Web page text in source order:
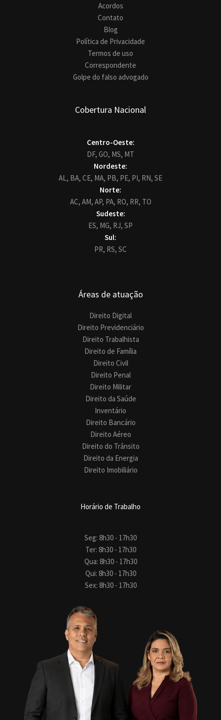
Acordos
Contato
Blog
Política de Privacidade
Termos de uso
Correspondente
Golpe do falso advogado
Cobertura Nacional
Centro-Oeste:
DF, GO, MS, MT
Nordeste:
AL, BA, CE, MA, PB, PE, PI, RN, SE
Norte:
AC, AM, AP, PA, RO, RR, TO
Sudeste:
ES, MG, RJ, SP
Sul:
PR, RS, SC
Áreas de atuação
Direito Digital
Direito Previdenciário
Direito Trabalhista
Direito de Família
Direito Civil
Direito Penal
Direito Militar
Direito da Saúde
Inventário
Direito Bancário
Direito Aéreo
Direito do Trânsito
Direito da Energia
Direito Imobiliário
Horário de Trabalho
Seg: 8h30 - 17h30
Ter: 8h30 - 17h30
Qua: 8h30 - 17h30
Qui: 8h30 - 17h30
Sex: 8h30 - 17h30